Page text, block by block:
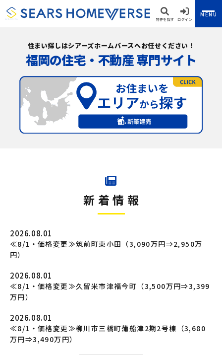
物件を探す ログイン
MENU
住まい探しはシアーズホームバースへお任せください！
福岡の住宅・不動産 専門サイト
新着情報
2026.08.01
≪8/1・価格変更≫筑前町東小田（3,090万円⇒2,950万
円）
2026.08.01
≪8/1・価格変更≫久留米市津福今町（3,500万円⇒3,399
万円）
2026.08.01
≪8/1・価格変更≫柳川市三橋町蒲船津2期2号棟（3,680
万円⇒3,490万円）